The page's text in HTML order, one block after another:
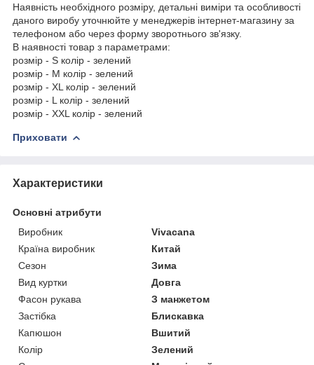
Наявність необхідного розміру, детальні виміри та особливості
даного виробу уточнюйте у менеджерів інтернет-магазину за
телефоном або через форму зворотнього зв'язку.
В наявності товар з параметрами:
розмір - S колір - зелений
розмір - M колір - зелений
розмір - XL колір - зелений
розмір - L колір - зелений
розмір - XXL колір - зелений
Приховати
Характеристики
Основні атрибути
Виробник
Vivacana
Країна виробник
Китай
Сезон
Зима
Вид куртки
Довга
Фасон рукава
З манжетом
Застібка
Блискавка
Капюшон
Вшитий
Колір
Зелений